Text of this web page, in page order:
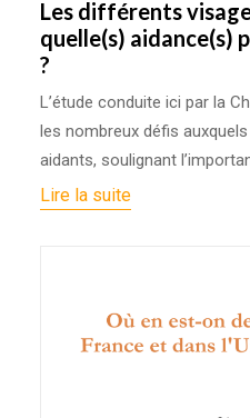
Les différents
quelle(s) aidance(s)
?
L’étude conduite ici par la
les nombreux défis
aidants, soulignant
Lire la suite